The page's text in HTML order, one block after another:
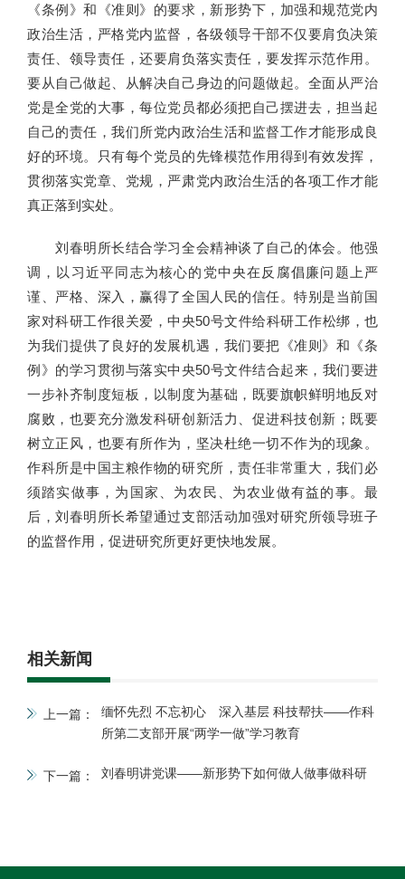
《条例》和《准则》的要求，新形势下，加强和规范党内
政治生活，严格党内监督，各级领导干部不仅要肩负决策
责任、领导责任，还要肩负落实责任，要发挥示范作用。
要从自己做起、从解决自己身边的问题做起。全面从严治
党是全党的大事，每位党员都必须把自己摆进去，担当起
自己的责任，我们所党内政治生活和监督工作才能形成良
好的环境。只有每个党员的先锋模范作用得到有效发挥，
贯彻落实党章、党规，严肃党内政治生活的各项工作才能
真正落到实处。
刘春明所长结合学习全会精神谈了自己的体会。他强
调，以习近平同志为核心的党中央在反腐倡廉问题上严
谨、严格、深入，赢得了全国人民的信任。特别是当前国
家对科研工作很关爱，中央50号文件给科研工作松绑，也
为我们提供了良好的发展机遇，我们要把《准则》和《条
例》的学习贯彻与落实中央50号文件结合起来，我们要进
一步补齐制度短板，以制度为基础，既要旗帜鲜明地反对
腐败，也要充分激发科研创新活力、促进科技创新；既要
树立正风，也要有所作为，坚决杜绝一切不作为的现象。
作科所是中国主粮作物的研究所，责任非常重大，我们必
须踏实做事，为国家、为农民、为农业做有益的事。最
后，刘春明所长希望通过支部活动加强对研究所领导班子
的监督作用，促进研究所更好更快地发展。
相关新闻
上一篇：
缅怀先烈 不忘初心 深入基层 科技帮扶——作科
所第二支部开展“两学一做”学习教育
下一篇： 刘春明讲党课——新形势下如何做人做事做科研